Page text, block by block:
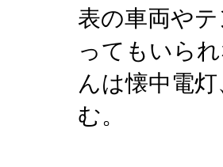
表の車両や
ってもいら
んは懐中電
む。